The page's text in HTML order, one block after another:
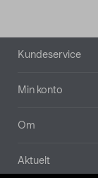
Bunntekst
Kundeservice
Min konto
Om
Aktuelt